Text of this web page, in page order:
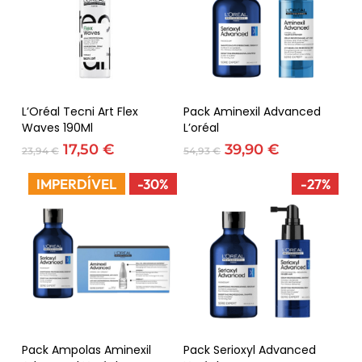
Adicionar
L’Oréal Tecni Art Flex
Waves 190Ml
23,94€ O
original
era:
23,94 €.
17,50 €O
atual
é:
Adicionar
Pack Aminexil Advanced
L’oréal
54,93€ O
54,93 €.
39,90€O
atual
39,90 €.
IMPERDÍVEL -30%
Adicionar
Pack Ampolas Aminexil
-27%
Adicionar
Pack Serioxyl Advanced